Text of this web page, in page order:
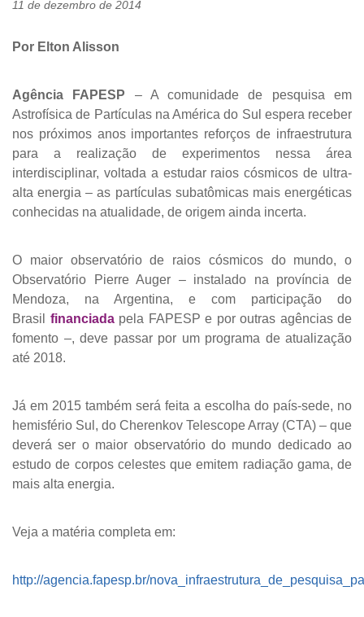
11 de dezembro de 2014
Por Elton Alisson
Agência FAPESP – A comunidade de pesquisa em
Astrofísica de Partículas na América do Sul espera receber
nos próximos anos importantes reforços de infraestrutura
para a realização de experimentos nessa área
interdisciplinar, voltada a estudar raios cósmicos de ultra-
alta energia – as partículas subatômicas mais energéticas
conhecidas na atualidade, de origem ainda incerta.
O maior observatório de raios cósmicos do mundo, o
Observatório Pierre Auger – instalado na província de
Mendoza, na Argentina, e com participação do
Brasil financiadapela FAPESP e por outras agências de
fomento –, deve passar por um programa de atualização
até 2018.
Já em 2015 também será feita a escolha do país-sede, no
hemisfério Sul, do Cherenkov Telescope Array (CTA) – que
deverá ser o maior observatório do mundo dedicado ao
estudo de corpos celestes que emitem radiação gama, de
mais alta energia.
Veja a matéria completa em:
http://agencia.fapesp.br/